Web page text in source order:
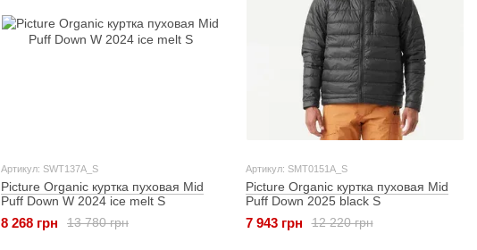
Артикул: SWT137A_S
Picture Organic куртка пуховая Mid
Puff Down W 2024 ice melt S
13 780 грн
8 268 грн
Артикул: SMT0151A_S
Picture Organic куртка пуховая Mid
Puff Down 2025 black S
12 220 грн
7 943 грн